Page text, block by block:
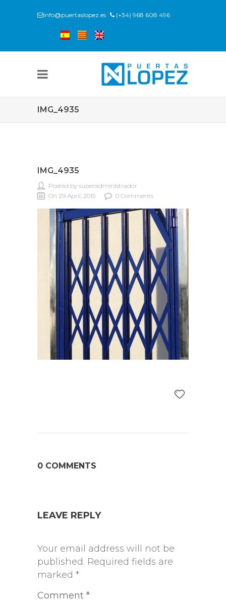
info@puertaslopez.es (+34) 968 608 496
IMG_4935
IMG_4935
Posted by superadministrador
On 29 April, 2015
0 Comments
0 COMMENTS
LEAVE REPLY
Your email address will not be
published. Required fields are
marked *
Comment *